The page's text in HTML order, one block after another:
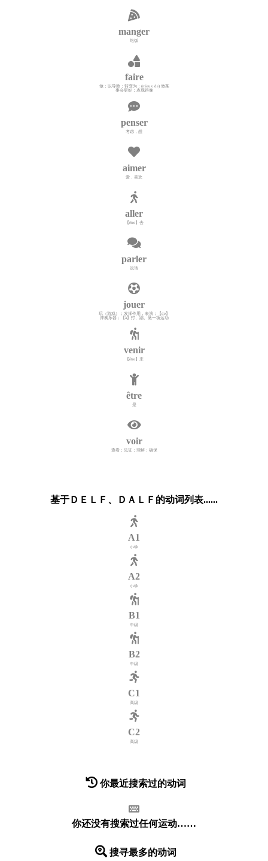
manger
吃饭
faire
做；以导致；转变为；(mieux de) 做某
事会更好；表现得像
penser
考虑，想
aimer
爱，喜欢
aller
【être】去
parler
说话
jouer
玩（游戏）；发挥作用，表演；【de】
弹奏乐器；【à】打、踢、做一项运动
venir
【être】来
être
是
voir
查看；见证；理解；确保
基于ＤＥＬＦ、ＤＡＬＦ的动词列表......
A1
小学
A2
小学
B1
中级
B2
中级
C1
高级
C2
高级
你最近搜索过的动词
你还没有搜索过任何运动……
搜寻最多的动词